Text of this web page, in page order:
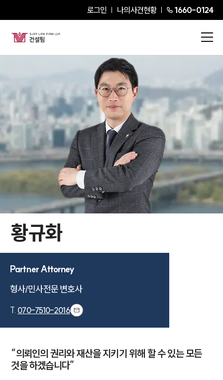
로그인 나의사건현황 1660-0124
황규화Partner Attorney
황규화
Partner Attorney
형사/민사전문 변호사
T. 070-7510-2016
“의뢰인의 권리와 재산을 지키기 위해 할 수 있는 모든
것을 하겠습니다”